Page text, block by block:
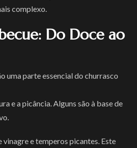
complexo.
Do Doce ao
uma parte essencial do churrasco
e a picância. Alguns são à base de
e temperos picantes. Este